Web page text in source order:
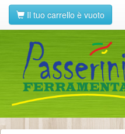
Il tuo carrello è vuoto